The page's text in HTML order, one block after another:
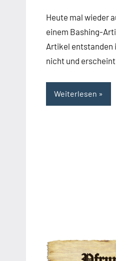
Heute mal wieder
einem Bashing-
Artikel entstanden
nicht und
Weiterlesen